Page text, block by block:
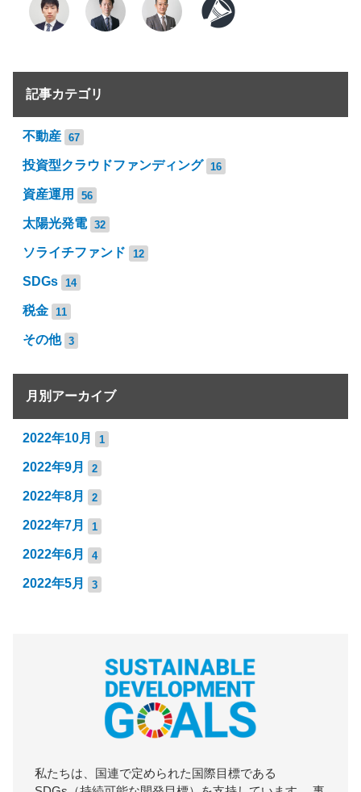
記事カテゴリ
不動産 67
投資型クラウドファンディング 16
資産運用 56
太陽光発電 32
ソライチファンド 12
SDGs 14
税金 11
その他 3
月別アーカイブ
2022年10月 1
2022年9月 2
2022年8月 2
2022年7月 1
2022年6月 4
2022年5月 3
私たちは、国連で定められた国際目標である